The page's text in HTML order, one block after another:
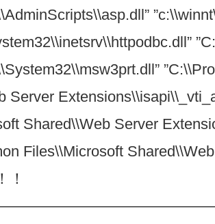
Server
Shared\\Web Server
Files\\Microsoft
！